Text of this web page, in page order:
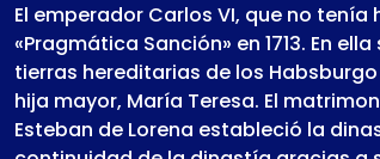
El emperador Carlos VI, que no
«Pragmática Sanción» en 1713. En
tierras hereditarias de los
hija mayor, María Teresa. El
Esteban de Lorena estableció la